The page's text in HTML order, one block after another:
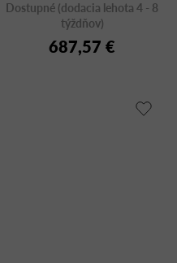
Dostupné (dodacia lehota 4 - 8
týždňov)
687,57 €